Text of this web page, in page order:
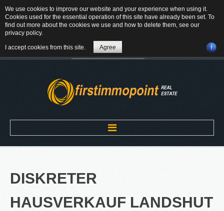
84184 Tiefenbach - Am Winkl 6
MAIL
ÜBER UNS
DISKRETER
HAUSVERKAUF LANDSHUT
We use cookies to improve our website and your experience when using it.
Cookies used for the essential operation of this site have already been set. To
find out more about the cookies we use and how to delete them, see our
privacy policy.
I accept cookies from this site. Agree